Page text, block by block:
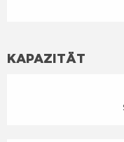
KAPAZITÄT